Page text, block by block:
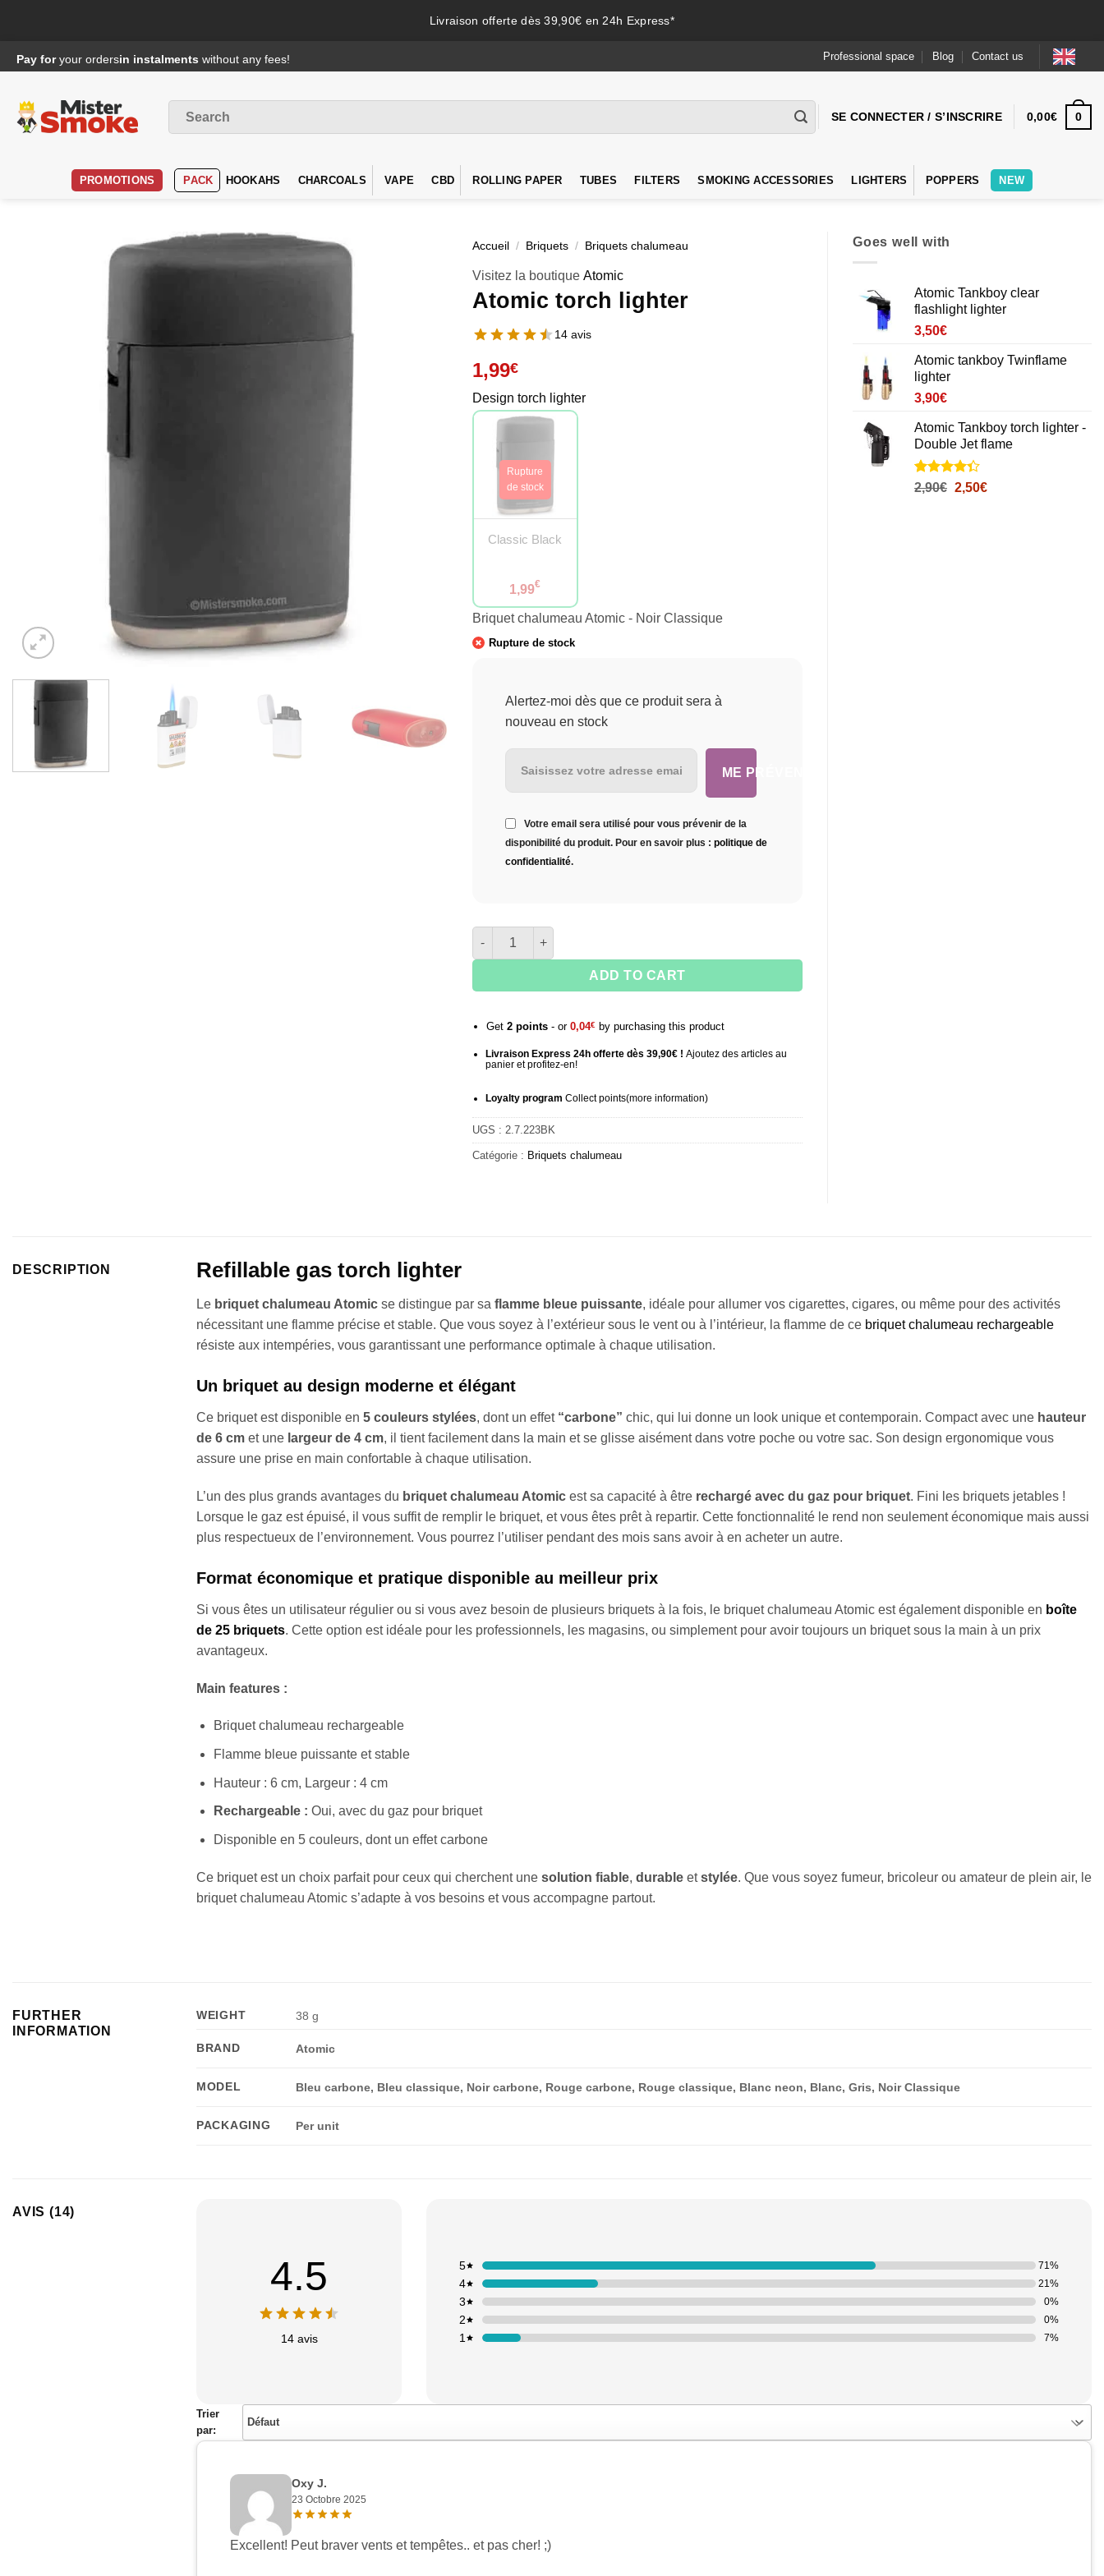
Livraison offerte dès 39,90€ en 24h Express*
au
Pay foryour ordersin instalments without any fees! Professional space Blog Contact us
SE CONNECTER / S’INSCRIRE 0,00€ 0
PROMOTIONS PACK HOOKAHS CHARCOALS VAPE CBD ROLLING PAPER TUBES FILTERS SMOKING ACCESSORIES LIGHTERS POPPERS NEW
Accueil / Briquets / Briquets chalumeau
Visitez la boutique Atomic
Atomic torch lighter
14 avis
1,99€
Design torch lighter
Classic Black
1,99€
Briquet chalumeau Atomic - Noir Classique
Rupture de stock
Alertez-moi dès que ce produit sera à
nouveau en stock
ME PRÉVENIR
Votre email sera utilisé pour vous prévenir de la
disponibilité du produit. Pour en savoir plus : politique de
confidentialité.
quantity of Atomic torch lighter
ADD TO CART
Get 2points- or 0,04€ by purchasing this product
Livraison Express 24h offerte dès 39,90€ ! Ajoutez des articles au
panier et profitez-en!
Loyalty program Collect points(more information)
UGS : 2.7.223BK
Catégorie : Briquets chalumeau
Goes well with
Atomic Tankboy clear
flashlight lighter
3,50€
Atomic tankboy Twinflame
lighter
3,90€
Atomic Tankboy torch lighter -
Double Jet flame
Noté4.3
sur 5
11
2,90€ Le
2,50€Le
DESCRIPTION Refillable gas torch lighter
Le briquet chalumeau Atomic se distingue par sa flamme bleue puissante, idéale pour allumer vos cigarettes, cigares, ou même pour des activités
nécessitant une flamme précise et stable. Que vous soyez à l’extérieur sous le vent ou à l’intérieur, la flamme de ce briquet chalumeau rechargeable
résiste aux intempéries, vous garantissant une performance optimale à chaque utilisation.
Un briquet au design moderne et élégant
Ce briquet est disponible en 5 couleurs stylées, dont un effet “carbone” chic, qui lui donne un look unique et contemporain. Compact avec une hauteur
de 6 cm et une largeur de 4 cm, il tient facilement dans la main et se glisse aisément dans votre poche ou votre sac. Son design ergonomique vous
assure une prise en main confortable à chaque utilisation.
L’un des plus grands avantages du briquet chalumeau Atomic est sa capacité à être rechargé avec du gaz pour briquet. Fini les briquets jetables !
Lorsque le gaz est épuisé, il vous suffit de remplir le briquet, et vous êtes prêt à repartir. Cette fonctionnalité le rend non seulement économique mais aussi
plus respectueux de l’environnement. Vous pourrez l’utiliser pendant des mois sans avoir à en acheter un autre.
Format économique et pratique disponible au meilleur prix
Si vous êtes un utilisateur régulier ou si vous avez besoin de plusieurs briquets à la fois, le briquet chalumeau Atomic est également disponible en boîte
de 25 briquets. Cette option est idéale pour les professionnels, les magasins, ou simplement pour avoir toujours un briquet sous la main à un prix
avantageux.
Main features :
Briquet chalumeau rechargeable
Flamme bleue puissante et stable
Hauteur : 6 cm, Largeur : 4 cm
Rechargeable : Oui, avec du gaz pour briquet
Disponible en 5 couleurs, dont un effet carbone
Ce briquet est un choix parfait pour ceux qui cherchent une solution fiable, durable etstylée. Que vous soyez fumeur, bricoleur ou amateur de plein air, le
briquet chalumeau Atomic s’adapte à vos besoins et vous accompagne partout.
FURTHER
INFORMATION
WEIGHT 38 g
BRAND Atomic
MODEL Bleu carbone, Bleu classique, Noir carbone, Rouge carbone, Rouge classique, Blanc neon, Blanc, Gris, Noir Classique
PACKAGING Per unit
AVIS (14)
4.5
14 avis 1 7%
2 0%
3 0%
4 21%
5 71%
Trier
par:
Défaut
Oxy J.
23 Octobre 2025
Excellent! Peut braver vents et tempêtes.. et pas cher! ;)